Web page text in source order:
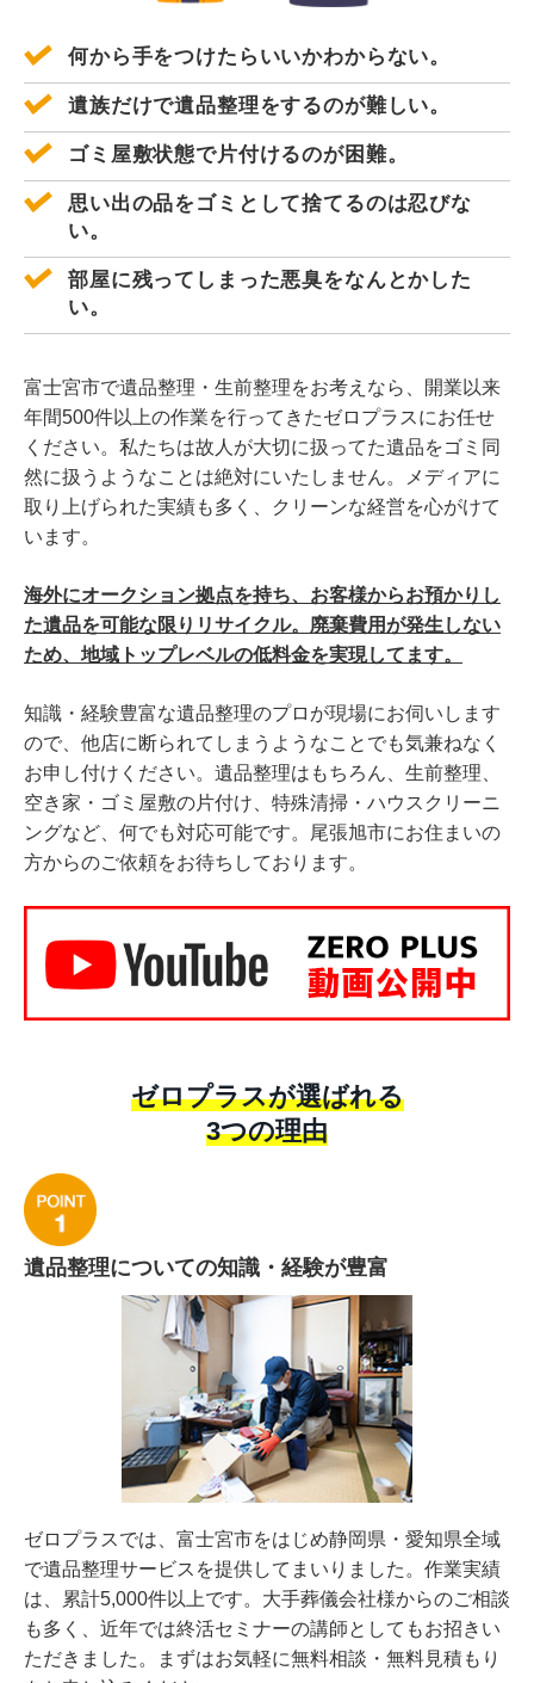
何から手をつけたらいいかわからない。
遺族だけで遺品整理をするのが難しい。
ゴミ屋敷状態で片付けるのが困難。
思い出の品をゴミとして捨てるのは忍びな
い。
部屋に残ってしまった悪臭をなんとかした
い。
富士宮市で遺品整理・生前整理をお考えなら、開業以来
年間500件以上の作業を行ってきたゼロプラスにお任せ
ください。私たちは故人が大切に扱ってた遺品をゴミ同
然に扱うようなことは絶対にいたしません。メディアに
取り上げられた実績も多く、クリーンな経営を心がけて
います。
海外にオークション拠点を持ち、お客様からお預かりし
た遺品を可能な限りリサイクル。廃棄費用が発生しない
ため、地域トップレベルの低料金を実現してます。
知識・経験豊富な遺品整理のプロが現場にお伺いします
ので、他店に断られてしまうようなことでも気兼ねなく
お申し付けください。遺品整理はもちろん、生前整理、
空き家・ゴミ屋敷の片付け、特殊清掃・ハウスクリーニ
ングなど、何でも対応可能です。尾張旭市にお住まいの
方からのご依頼をお待ちしております。
ゼロプラスが選ばれる
3つの理由
遺品整理についての知識・経験が豊富
ゼロプラスでは、富士宮市をはじめ静岡県・愛知県全域
で遺品整理サービスを提供してまいりました。作業実績
は、
累計5,000件以上です。大手葬儀会社様からのご相談
も多く、近年では終活セミナーの講師としてもお招きい
ただきました。まずはお気軽に無料相談・無料見積もり